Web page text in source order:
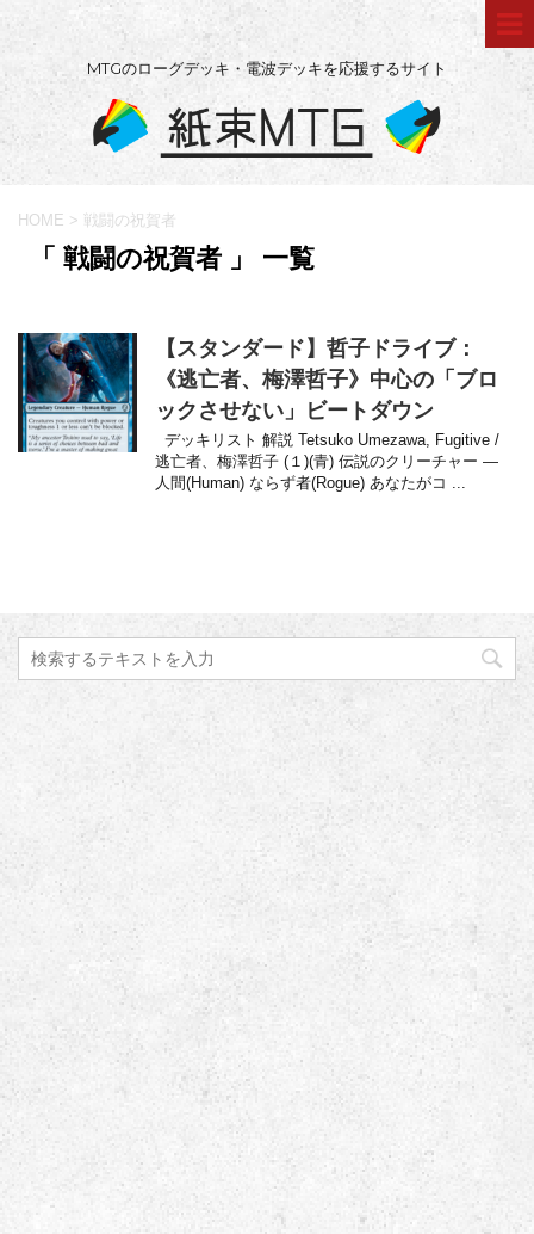
MTGのローグデッキ・電波デッキを応援するサイト
HOME > 戦闘の祝賀者
「 戦闘の祝賀者 」 一覧
【スタンダード】哲子ドライブ：
《逃亡者、梅澤哲子》中心の「ブロ
ックさせない」ビートダウン
デッキリスト 解説 Tetsuko Umezawa, Fugitive /
逃亡者、梅澤哲子 (１)(青) 伝説のクリーチャー —
人間(Human) ならず者(Rogue) あなたがコ ...